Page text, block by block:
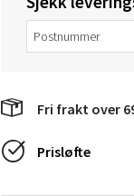
Fri frakt over
Prisløfte